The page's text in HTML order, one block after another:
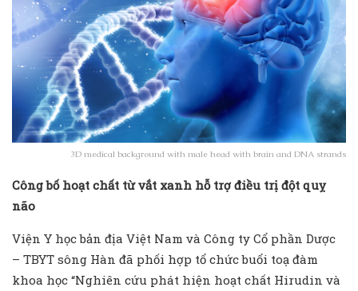
3D medical background with male head with brain and DNA strands
Công bố hoạt chất từ vắt xanh hỗ trợ điều trị đột quỵ
não
Viện Y học bản địa Việt Nam và Công ty Cổ phần Dược
– TBYT sông Hàn đã phối hợp tổ chức buổi toạ đàm
khoa học “Nghiên cứu phát hiện hoạt chất Hirudin và